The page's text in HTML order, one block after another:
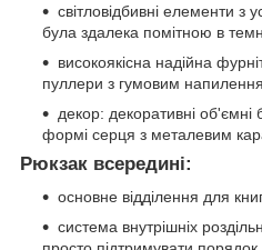
світловідбивні елементи з
була здалека помітною в
високоякісна надійна
пуллери з гумовим
декор: декоративні об'ємні
формі серця з металевим
Рюкзак всередині:
основне відділення для
система внутрішніх